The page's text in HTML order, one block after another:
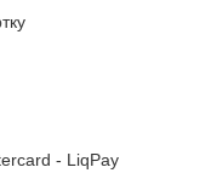
- LiqPay